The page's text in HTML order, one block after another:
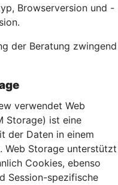
Browserversion und -
der Beratung zwingend
verwendet Web
Storage) ist eine
der Daten in einem
Web Storage unterstützt
Cookies, ebenso
Session-spezifische